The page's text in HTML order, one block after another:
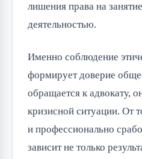
лишения права на
деятельностью.
Именно соблюдение
формирует доверие
обращается к адвокату,
кризисной ситуации. От
и профессионально
зависит не только